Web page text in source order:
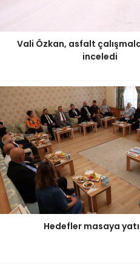
Vali Özkan, asfalt
inceledi
Hedefler masaya